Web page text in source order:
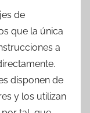
de
que la única
a
disponen de
y los utilizan